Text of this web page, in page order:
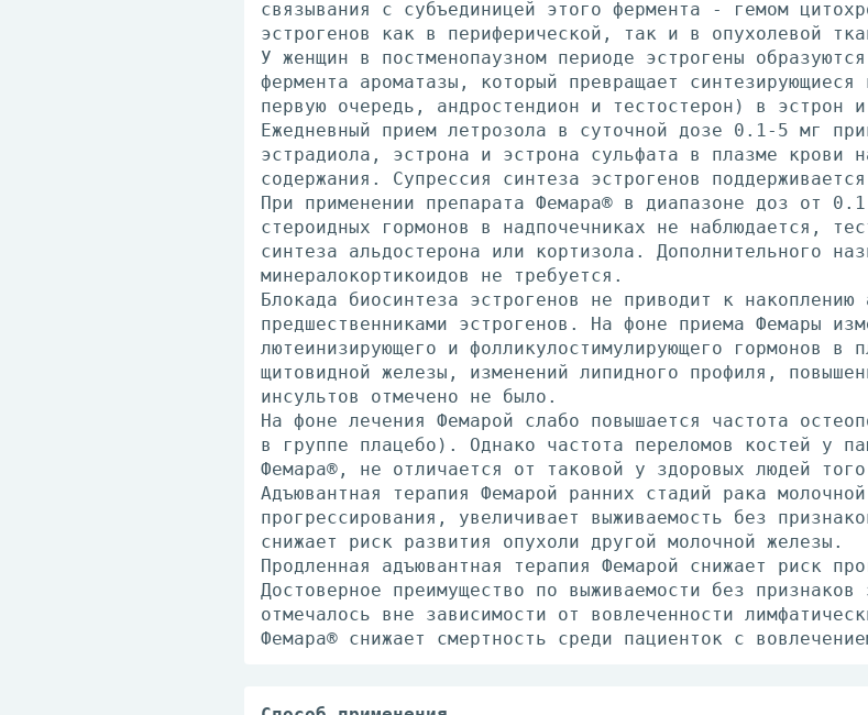
связывания с субъединицей этого фермента - гемом
эстрогенов как в периферической, так и в опухолевой
У женщин в постменопаузном периоде эстрогены
фермента ароматазы, который превращает
первую очередь, андростендион и тестостерон) в эстрон
Ежедневный прием летрозола в суточной дозе 0.1-5 мг
эстрадиола, эстрона и эстрона сульфата в плазме крови
содержания. Супрессия синтеза эстрогенов
При применении препарата Фемара® в диапазоне доз от
стероидных гормонов в надпочечниках не наблюдается,
синтеза альдостерона или кортизола. Дополнительного
минералокортикоидов не требуется.
Блокада биосинтеза эстрогенов не приводит к накоплению
предшественниками эстрогенов. На фоне приема Фемары
лютеинизирующего и фолликулостимулирующего гормонов в
щитовидной железы, изменений липидного профиля,
инсультов отмечено не было.
На фоне лечения Фемарой слабо повышается частота
в группе плацебо). Однако частота переломов костей у
Фемара®, не отличается от таковой у здоровых людей
Адъювантная терапия Фемарой ранних стадий рака
прогрессирования, увеличивает выживаемость без
снижает риск развития опухоли другой молочной железы.
Продленная адъювантная терапия Фемарой снижает риск
Достоверное преимущество по выживаемости без
отмечалось вне зависимости от вовлеченности
Фемара® снижает смертность среди пациенток с